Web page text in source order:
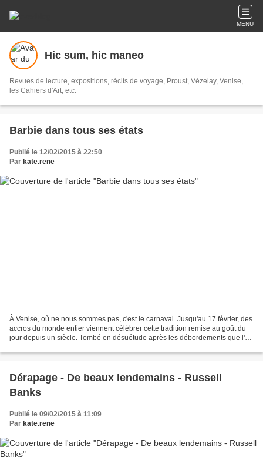
MENU
Hic sum, hic maneo
Revues de lecture, expositions, récits de voyage, Proust, Vézelay, Venise,
les Cahiers d'Art, etc.
Barbie dans tous ses états
Publié le 12/02/2015 à 22:50
Par kate.rene
À Venise, où ne nous sommes pas, c'est le carnaval. Jusqu'au 17 février, des
accros du monde entier viennent célébrer cette tradition remise au goût du
jour depuis un siècle. Tombé en désuétude après les débordements que l'on
Dérapage - De beaux lendemains - Russell
Banks
Publié le 09/02/2015 à 11:09
Par kate.rene